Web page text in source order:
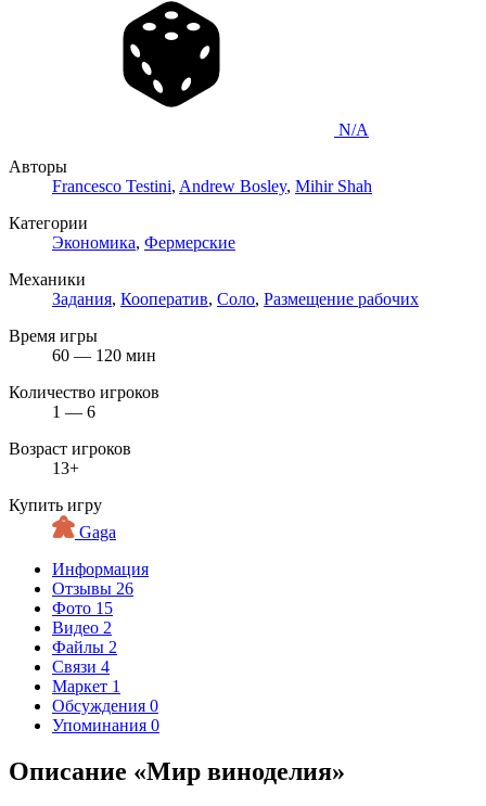
N/A
Авторы
Francesco Testini, Andrew Bosley, Mihir Shah
Категории
Экономика, Фермерские
Механики
Задания, Кооператив, Соло, Размещение рабочих
Время игры
60 — 120 мин
Количество игроков
1 — 6
Возраст игроков
13+
Купить игру
Gaga
Информация
Отзывы 26
Фото 15
Видео 2
Файлы 2
Связи 4
Маркет 1
Обсуждения 0
Упоминания 0
Описание «Мир виноделия»